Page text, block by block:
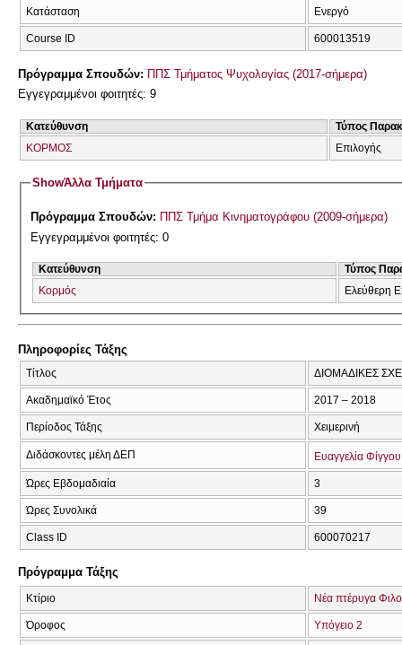
Κατάσταση Ενεργό
Course ID 600013519
Πρόγραμμα Σπουδών: ΠΠΣ Τμήματος Ψυχολογίας (2017-σήμερα)
Εγγεγραμμένοι φοιτητές: 9
Κατεύθυνση
Τύπος
ΚΟΡΜΟΣ
Επιλογής
ShowΆλλα Τμήματα
Πρόγραμμα Σπουδών: ΠΠΣ Τμήμα Κινηματογράφου (2009-σήμερα)
Εγγεγραμμένοι φοιτητές: 0
Κατεύθυνση
Τύπος
Κορμός
Ελεύθερη
Πληροφορίες Τάξης
Τίτλος ΔΙΟΜΑΔΙΚΕΣ
Ακαδημαϊκό Έτος 2017 – 2018
Περίοδος Τάξης Χειμερινή
Διδάσκοντες μέλη ΔΕΠ Ευαγγελία Φίγγου
Ώρες Εβδομαδιαία 3
Ώρες Συνολικά 39
Class ID 600070217
Πρόγραμμα Τάξης
Κτίριο Νέα πτέρυγα
Όροφος Υπόγειο 2